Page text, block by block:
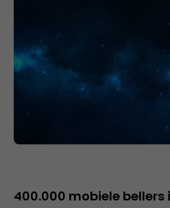
400.000 mobiele bellers